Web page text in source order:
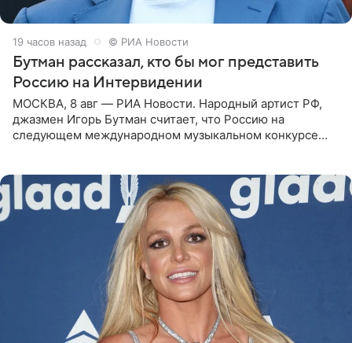
19 часов назад © РИА Новости
Бутман рассказал, кто бы мог представить
Россию на Интервидении
МОСКВА, 8 авг — РИА Новости. Народный артист РФ,
джазмен Игорь Бутман считает, что Россию на
следующем международном музыкальном конкурсе